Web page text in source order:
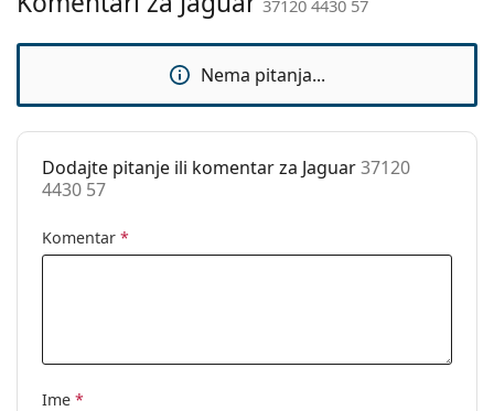
Upotreba:
Moda
37120 4430 57
Nema pitanja...
Dodajte pitanje ili komentar za Jaguar37120
4430 57
Komentar *
Ime *